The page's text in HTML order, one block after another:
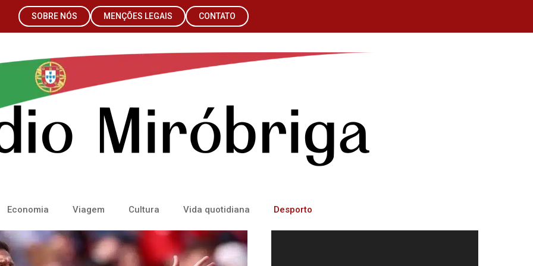
SOBRE NÓS MENÇÕES LEGAIS CONTATO
Economia Viagem Cultura Vida quotidiana Desporto